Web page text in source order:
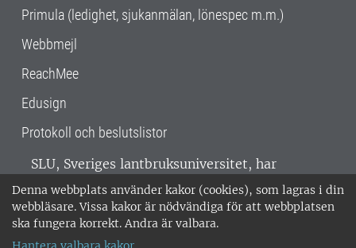
Denna webbplats använder kakor (cookies), som lagras i din
webbläsare. Vissa kakor är nödvändiga för att webbplatsen
ska fungera korrekt. Andra är valbara.
Primula (ledighet, sjukanmälan, lönespec m.m.)
Webbmejl
ReachMee
Edusign
Protokoll och beslutslistor
SLU, Sveriges lantbruksuniversitet, har
verksamhet över hela Sverige. Huvudorter är
Alnarp, Uppsala och Umeå.SLU är
miljöcertifierat enligt ISO 14001. •
018-67 10 00 • Org nr: 202100-2817 •